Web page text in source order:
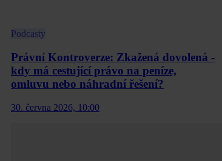
Podcasty
Právní Kontroverze: Zkažená dovolená -
kdy má cestující právo na peníze,
omluvu nebo náhradní řešení?
30. června 2026, 10:00